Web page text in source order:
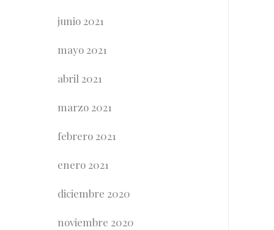
junio 2021
mayo 2021
abril 2021
marzo 2021
febrero 2021
enero 2021
diciembre 2020
noviembre 2020